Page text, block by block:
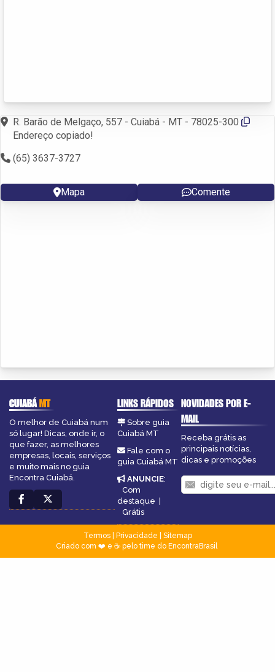
R. Barão de Melgaço, 557 - Cuiabá - MT - 78025-300
Endereço copiado!
(65) 3637-3727
Mapa Comente
CUIABÁMT
O melhor de Cuiabá num
só lugar! Dicas, onde ir, o
que fazer, as melhores
empresas, locais, serviços
e muito mais no guia
Encontra Cuiabá.
LINKS RÁPIDOS
Sobre guia
Cuiabá MT
Fale com o
guia Cuiabá MT
ANUNCIE:
Com
destaque |
Grátis
NOVIDADES POR E-
MAIL
Receba grátis as
principais notícias,
dicas e promoções
Termos| Privacidade
Sitemap
Criado com ❤️ e ☕ pelo time do EncontraBrasil